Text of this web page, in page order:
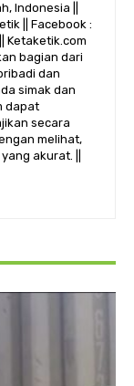
Indonesia ||
|| Facebook :
Ketaketik.com
bagian dari
dan
simak dan
dapat
secara
melihat,
akurat. ||